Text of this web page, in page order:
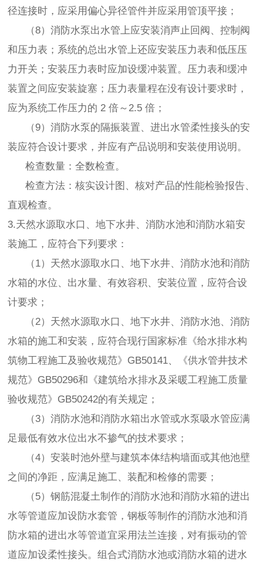
径连接时，应采用偏心异径管件并应采用管顶平接；
（8）消防水泵出水管上应安装消声止回阀、控制阀
和压力表；系统的总出水管上还应安装压力表和低压压
力开关；安装压力表时应加设缓冲装置。压力表和缓冲
装置之间应安装旋塞；压力表量程在没有设计要求时，
应为系统工作压力的 2 倍～2.5 倍；
（9）消防水泵的隔振装置、进出水管柔性接头的安
装应符合设计要求，并应有产品说明和安装使用说明。
检查数量：全数检查。
检查方法：核实设计图、核对产品的性能检验报告、
直观检查。
3.天然水源取水口、地下水井、消防水池和消防水箱安
装施工，应符合下列要求：
（1）天然水源取水口、地下水井、消防水池和消防
水箱的水位、出水量、有效容积、安装位置，应符合设
计要求；
（2）天然水源取水口、地下水井、消防水池、消防
水箱的施工和安装，应符合现行国家标准《给水排水构
筑物工程施工及验收规范》GB50141、《供水管井技术
规范》GB50296和《建筑给水排水及采暖工程施工质量
验收规范》GB50242的有关规定；
（3）消防水池和消防水箱出水管或水泵吸水管应满
足最低有效水位出水不掺气的技术要求；
（4）安装时池外壁与建筑本体结构墙面或其他池壁
之间的净距，应满足施工、装配和检修的需要；
（5）钢筋混凝土制作的消防水池和消防水箱的进出
水等管道应加设防水套管，钢板等制作的消防水池和消
防水箱的进出水等管道宜采用法兰连接，对有振动的管
道应加设柔性接头。组合式消防水池或消防水箱的进水